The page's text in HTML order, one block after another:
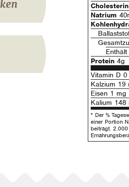
Cholesterin
Natrium
Protein 4g
Vitamin D
Kalzium 19
Eisen 1 mg
Kalium 148
* Der %
einer Portion
beiträgt.